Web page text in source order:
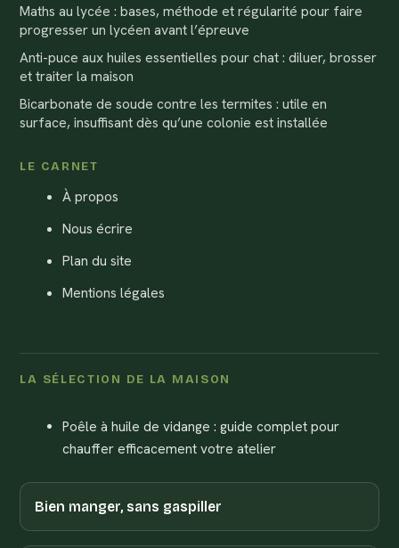
Maths au lycée : bases, méthode et régularité pour faire
progresser un lycéen avant l’épreuve
Anti-puce aux huiles essentielles pour chat : diluer, brosser
et traiter la maison
Bicarbonate de soude contre les termites : utile en
surface, insuffisant dès qu’une colonie est installée
LE CARNET
À propos
Nous écrire
Plan du site
Mentions légales
LA SÉLECTION DE LA MAISON
Poêle à huile de vidange : guide complet pour
chauffer efficacement votre atelier
Bien manger, sans gaspiller